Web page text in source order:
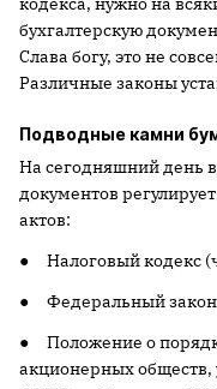
бухгалтерскую
Слава богу, это не
Различные законы
Подводные камни
На сегодняшний день
документов
актов:
● Налоговый кодекс
● Федеральный закон
● Положение о
акционерных